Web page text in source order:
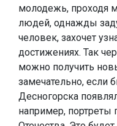
молодежь, проходя
людей, однажды
человек, захочет
достижениях. Так
можно получить
замечательно, если
Десногорска
например, портреты